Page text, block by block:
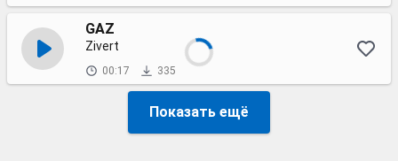
GAZ
Zivert
00:17 335
Показать ещё